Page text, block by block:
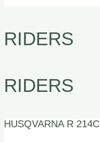
RIDERS
RIDERS
HUSQVARNA R 214C